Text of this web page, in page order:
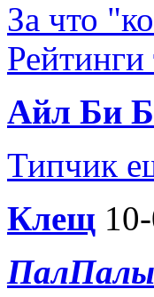
За что
Айл Би
Типчик
Клещ